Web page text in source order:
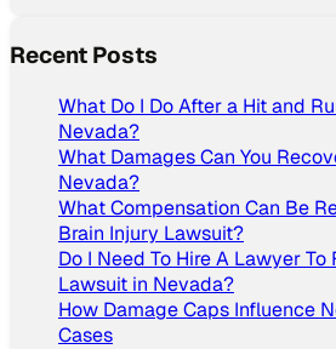
Recent Posts
What Do I Do After a Hit and
Nevada?
What Damages Can You
Nevada?
What Compensation Can Be
Brain Injury Lawsuit?
Do I Need To Hire A Lawyer
Lawsuit in Nevada?
How Damage Caps Influence
Cases